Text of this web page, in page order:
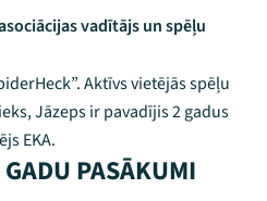
vadītājs un spēļu
Aktīvs vietējās spēļu
Jāzeps ir pavadījis 2 gadus
EKA.
PASĀKUMI